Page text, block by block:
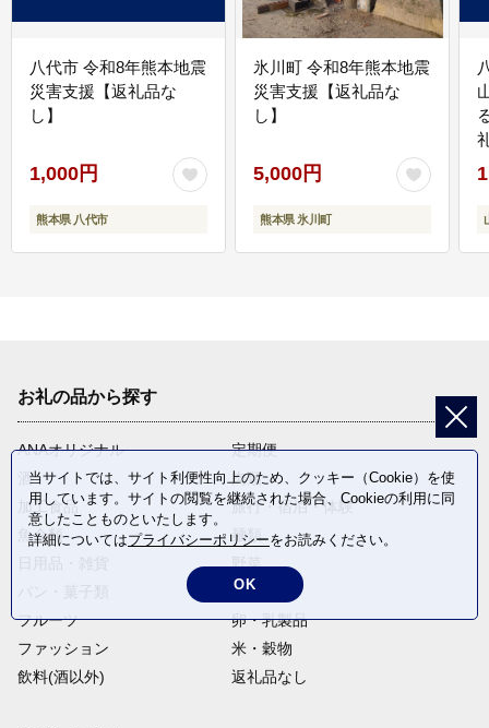
八代市 令和8年熊本地震
災害支援【返礼品な
し】
1,000円
熊本県 八代市
氷川町 令和8年熊本地震
災害支援【返礼品な
し】
5,000円
熊本県 氷川町
お礼の品から探す
ANAオリジナル
定期便
酒
肉類
加工食品
旅行・宿泊・体験
魚介類
麺類
野菜
電化製品
フルーツ
卵・乳製品
ファッション
米・穀物
飲料(酒以外)
返礼品なし
当サイトでは、サイト利便性向上のため、クッキー（Cookie）を使
用しています。サイトの閲覧を継続された場合、Cookieの利用に同
意したことものといたします。
詳細についてはプライバシーポリシーをお読みください。
OK